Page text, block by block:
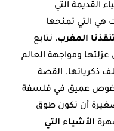
القديمة التي
هي التي تمنحها
المغرب، نتابع
ومواجهة العالم
ذكرياتها. القصة
غوص عميق في فلسفة
أن تكون طوق
الأشياء التي